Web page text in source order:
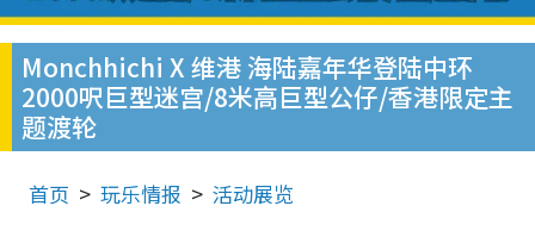
Monchhichi X 维港 海陆嘉年华登陆中环
2000呎巨型迷宫/8米高巨型公仔/香港限定主
题渡轮
首页 玩乐情报 活动展览